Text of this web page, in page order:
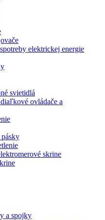
elektrickej energie
svietidlá
ovládače a
skrine
a spojky